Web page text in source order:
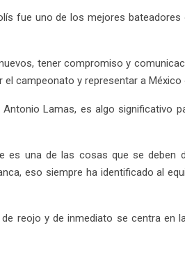
fue uno de los mejores
tener compromiso y
campeonato y representar a México
Lamas, es algo significativo
es una de las cosas que se
eso siempre ha identificado al
reojo y de inmediato se centra en